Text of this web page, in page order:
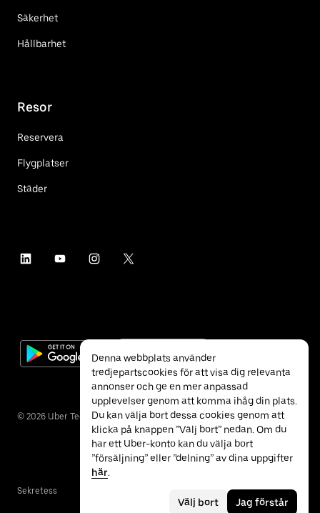
Säkerhet
Hållbarhet
Resor
Reservera
Flygplatser
Städer
© 2026 Uber Technologies Inc.
Sekretess
Denna webbplats använder
tredjepartscookies för att visa dig relevanta
annonser och ge en mer anpassad
upplevelser genom att komma ihåg din plats.
Du kan välja bort dessa cookies genom att
klicka på knappen ”Välj bort” nedan. Om du
har ett Uber-konto kan du välja bort
”försäljning” eller ”delning” av dina uppgifter
här.
Välj bort Jag förstår